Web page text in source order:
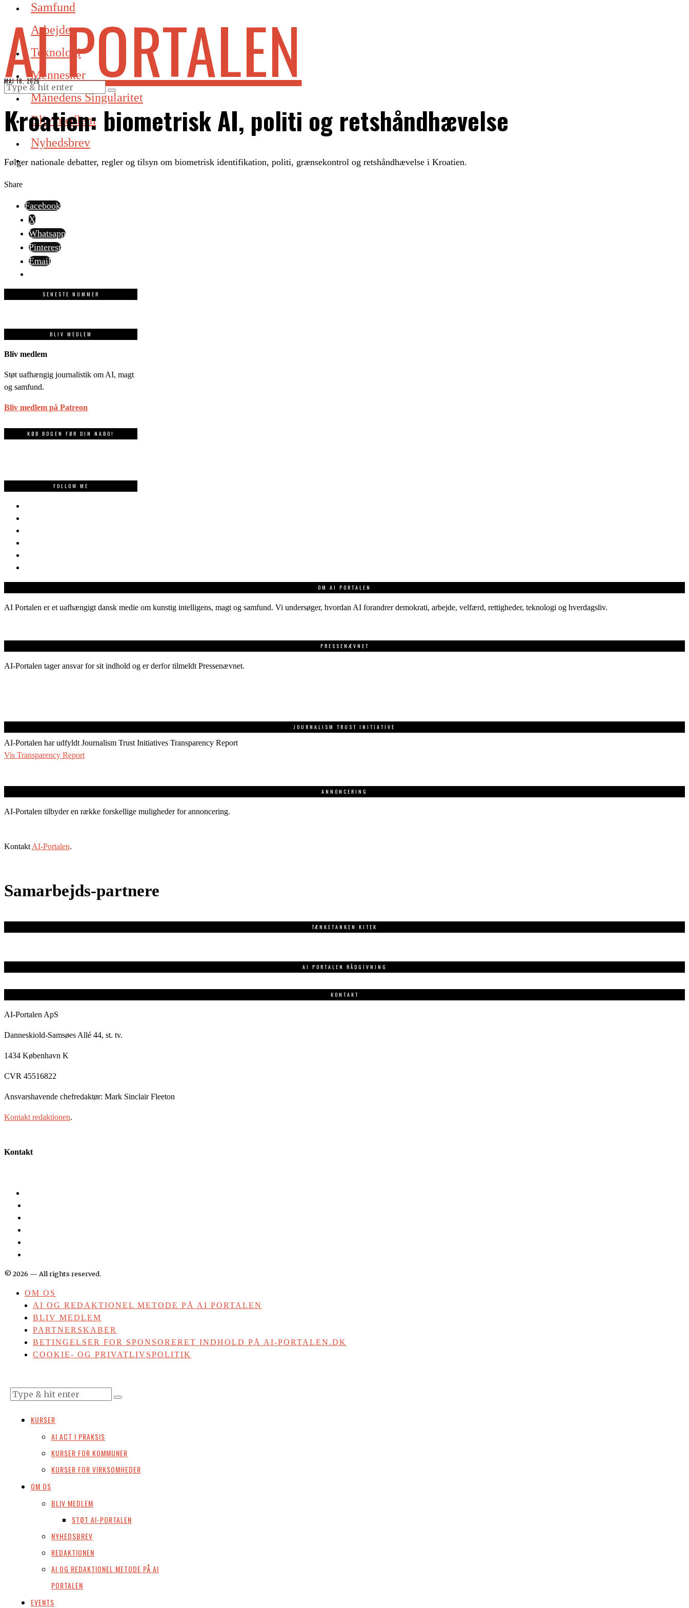
Samfund
Arbejde
Teknologi
Mennesker
Månedens Singularitet
Bliv medlem
Nyhedsbrev
AI PORTALEN
MAJ 18, 2026
Kroatien: biometrisk AI, politi og retshåndhævelse
Følger nationale debatter, regler og tilsyn om biometrisk identifikation, politi, grænsekontrol og retshåndhævelse i Kroatien.
Share
Facebook
X
Whatsapp
Pinterest
Email
SENESTE NUMMER
BLIV MEDLEM
Bliv medlem
Støt uafhængig journalistik om AI, magt
og samfund.
Bliv medlem på Patreon
KØB BOGEN FØR DIN NABO!
FOLLOW ME
OM AI PORTALEN
AI Portalen er et uafhængigt dansk medie om kunstig intelligens, magt og samfund. Vi undersøger, hvordan AI forandrer demokrati, arbejde, velfærd, rettigheder, teknologi og hverdagsliv.
PRESSENÆVNET
AI-Portalen tager ansvar for sit indhold og er derfor tilmeldt Pressenævnet.
JOURNALISM TRUST INITIATIVE
AI-Portalen har udfyldt Journalism Trust Initiatives Transparency Report
Vis Transparency Report
ANNONCERING
AI-Portalen tilbyder en række forskellige muligheder for annoncering.
Kontakt AI-Portalen.
Samarbejds-partnere
TÆNKETANKEN KITEK
AI PORTALEN RÅDGIVNING
KONTAKT
AI-Portalen ApS
Danneskiold-Samsøes Allé 44, st. tv.
1434 København K
CVR 45516822
Ansvarshavende chefredaktør: Mark Sinclair Fleeton
Kontakt redaktionen.
Kontakt
©2026 — All rights reserved.
OM OS
AI OG REDAKTIONEL METODE PÅ AI PORTALEN
BLIV MEDLEM
PARTNERSKABER
BETINGELSER FOR SPONSORERET INDHOLD PÅ AI-PORTALEN.DK
COOKIE- OG PRIVATLIVSPOLITIK
KURSER
AI ACT I PRAKSIS
KURSER FOR KOMMUNER
KURSER FOR VIRKSOMHEDER
OM OS
BLIV MEDLEM
STØT AI-PORTALEN
NYHEDSBREV
REDAKTIONEN
AI OG REDAKTIONEL METODE PÅ AI
PORTALEN
EVENTS